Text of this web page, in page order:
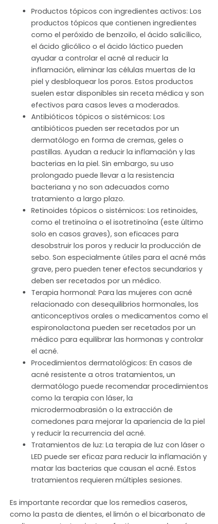
Productos tópicos con ingredientes activos: Los
productos tópicos que contienen ingredientes
como el peróxido de benzoilo, el ácido salicílico,
el ácido glicólico o el ácido láctico pueden
ayudar a controlar el acné al reducir la
inflamación, eliminar las células muertas de la
piel y desbloquear los poros. Estos productos
suelen estar disponibles sin receta médica y son
efectivos para casos leves a moderados.
Antibióticos tópicos o sistémicos: Los
antibióticos pueden ser recetados por un
dermatólogo en forma de cremas, geles o
pastillas. Ayudan a reducir la inflamación y las
bacterias en la piel. Sin embargo, su uso
prolongado puede llevar a la resistencia
bacteriana y no son adecuados como
tratamiento a largo plazo.
Retinoides tópicos o sistémicos: Los retinoides,
como el tretinoína o el isotretinoína (este último
solo en casos graves), son eficaces para
desobstruir los poros y reducir la producción de
sebo. Son especialmente útiles para el acné más
grave, pero pueden tener efectos secundarios y
deben ser recetados por un médico.
Terapia hormonal: Para las mujeres con acné
relacionado con desequilibrios hormonales, los
anticonceptivos orales o medicamentos como el
espironolactona pueden ser recetados por un
médico para equilibrar las hormonas y controlar
el acné.
Procedimientos dermatológicos: En casos de
acné resistente a otros tratamientos, un
dermatólogo puede recomendar procedimientos
como la terapia con láser, la
microdermoabrasión o la extracción de
comedones para mejorar la apariencia de la piel
y reducir la recurrencia del acné.
Tratamientos de luz: La terapia de luz con láser o
LED puede ser eficaz para reducir la inflamación y
matar las bacterias que causan el acné. Estos
tratamientos requieren múltiples sesiones.
Es importante recordar que los remedios caseros,
como la pasta de dientes, el limón o el bicarbonato de